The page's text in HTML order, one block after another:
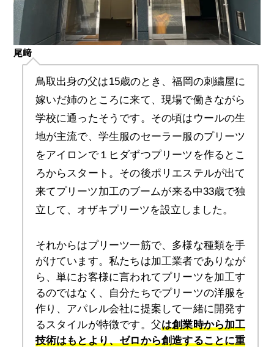
尾﨑
鳥取出身の父は15歳のとき、福岡の刺繍屋に
嫁いだ姉のところに来て、現場で働きながら
学校に通ったそうです。その頃はウールの生
地が主流で、学生服のセーラー服のプリーツ
をアイロンで１ヒダずつプリーツを作るとこ
ろからスタート。その後ポリエステルが出て
来てプリーツ加工のブームが来る中33歳で独
立して、オザキプリーツを設立しました。
それからはプリーツ一筋で、多様な種類を手
がけています。私たちは加工業者でありなが
ら、単にお客様に言われてプリーツを加工す
るのではなく、自分たちでプリーツの洋服を
作り、アパレル会社に提案して一緒に開発す
るスタイルが特徴です。父は創業時から加工
技術はもとより、ゼロから創造することに重